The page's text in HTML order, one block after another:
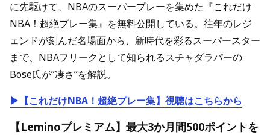
に先駆けて、NBAのスーパープレーを集めた『これだけ
NBA！超絶プレー集』を無料公開している。往年のレジ
ェンドが刻んだ名場面から、新時代を彩るスーパースター
まで、NBAフリークとして知られるスチャダラパーの
Bose氏が”凄さ”を解説。
▶【これだけNBA！超絶プレー集】視聴はこちらから
【Leminoプレミアム】最大3か月間500ポイントを